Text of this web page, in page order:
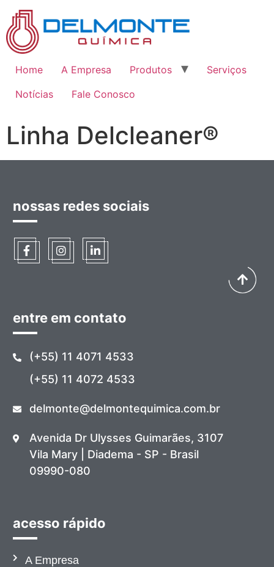
Home A Empresa Produtos
Serviços
Notícias
Fale Conosco
Linha Delcleaner®
acesso rápido
A Empresa
entre em contato
(+55) 11 4071 4533
(+55) 11 4072 4533
delmonte@delmontequimica.com.br
Avenida Dr Ulysses Guimarães, 3107
Vila Mary | Diadema - SP - Brasil
09990-080
nossas redes sociais